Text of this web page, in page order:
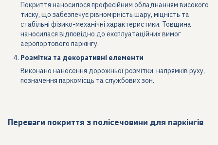
Покриття наносилося професійним обладнанням високого
тиску, що забезпечує рівномірність шару, міцність та
стабільні фізико-механічні характеристики. Товщина
наносилася відповідно до експлуатаційних вимог
аеропортового паркінгу.
Розмітка та декоративні елементи
Виконано нанесення дорожньої розмітки, напрямків руху,
позначення паркомісць та службових зон.
Переваги покриття з полісечовини для паркінгів